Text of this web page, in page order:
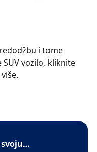
i tome
SUV vozilo, kliknite
svoju…